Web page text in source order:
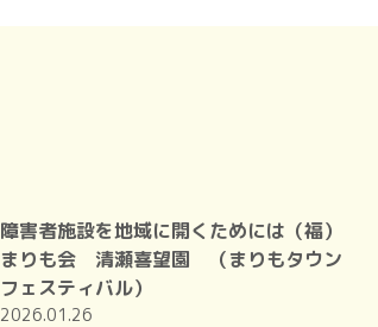
障害者施設を地域に開くためには（福）
まりも会 清瀬喜望園 （まりもタウン
フェスティバル）
2026.01.26